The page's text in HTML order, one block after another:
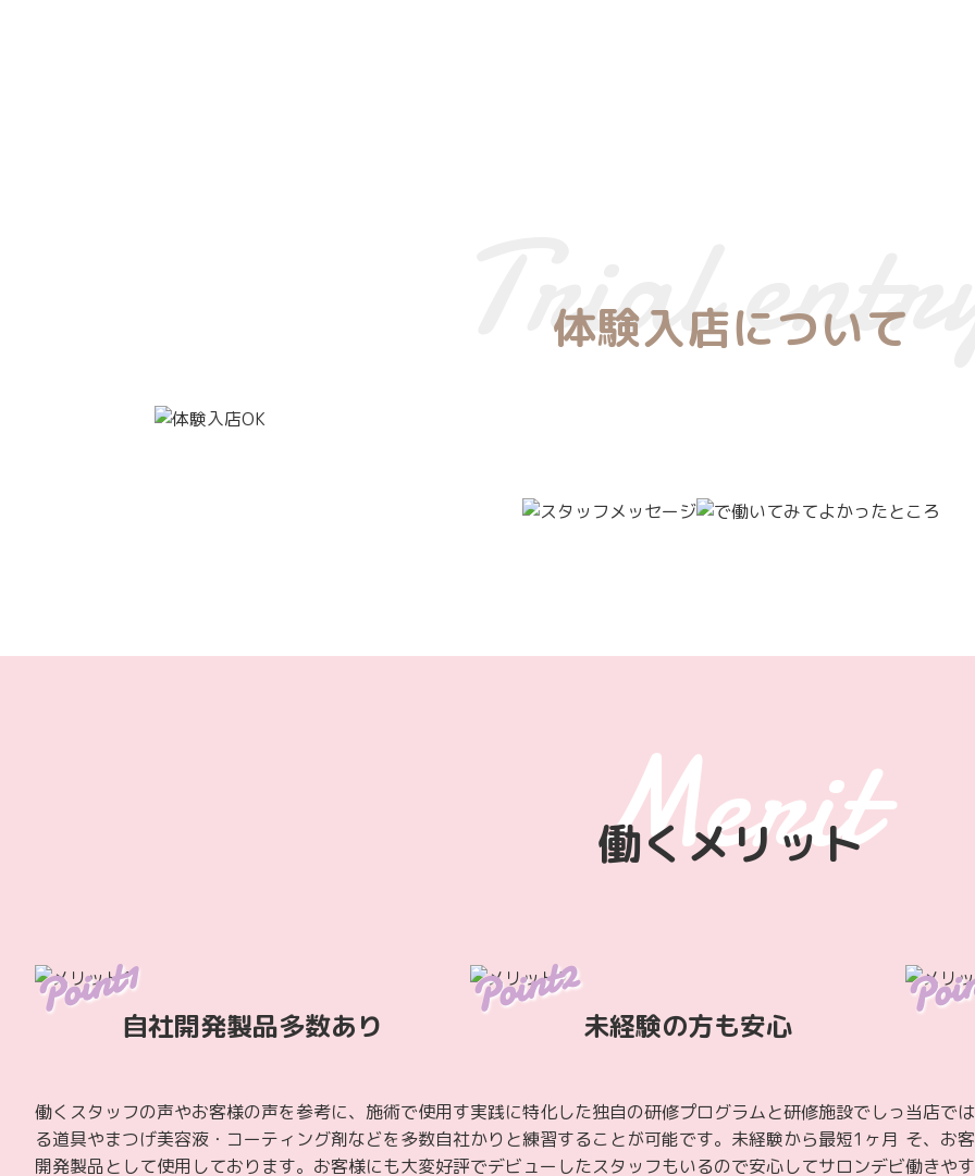
体験入店について
働くメリット
自社開発製品多数あり
働くスタッフの声やお客様の声を参考に、施術で使用す
る道具やまつげ美容液・コーティング剤などを多数自社
開発製品として使用しております。お客様にも大変好評
未経験の方も安心
実践に特化した独自の研修プログラムと研修施設でしっ
かりと練習することが可能です。未経験から最短1ヶ月
でデビューしたスタッフもいるので安心してサロンデビ
当店で
そ、お
働きや